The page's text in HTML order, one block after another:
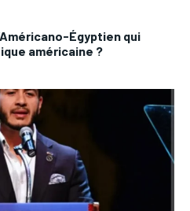
Égyptien qui
américaine ?